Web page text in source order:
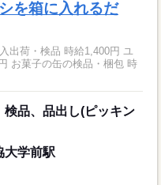
を箱に入れるだ
出荷・検品 時給1,400円 ユ
お菓子の缶の検品・梱包 時
検品、品出し(ピッキン
大学前駅